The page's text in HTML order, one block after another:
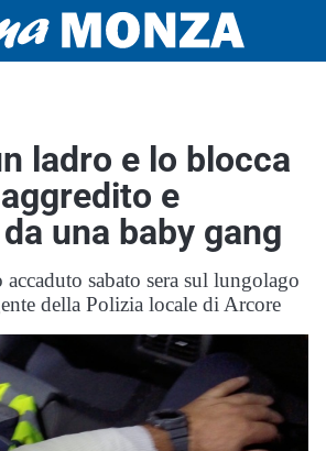
ladro e lo blocca
e
una baby gang
sabato sera sul lungolago
della Polizia locale di Arcore